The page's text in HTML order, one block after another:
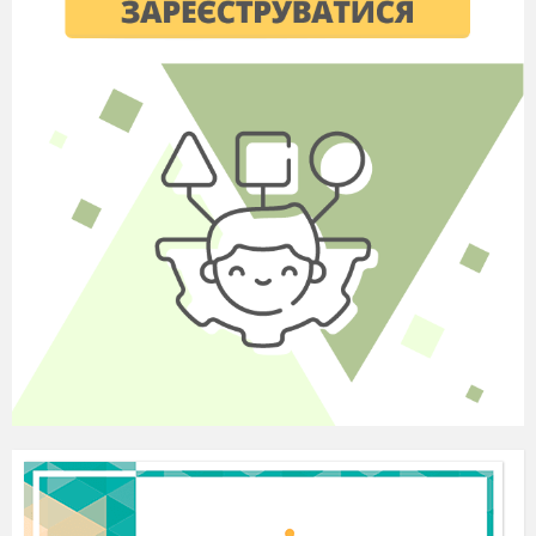
було затримано майже 220 тисяч селян. З них понад 186
тисяч силоміць повертають у села, де вони були
приречені на голодну смерть.
Сталін призначає фактичним керівником УСРР на посаді
другого секретаря ЦК КП(б)У П.Постишева. Він
розпочинає масштабну кампанію “очищення” від
“петлюрівців” і “українських націоналістів”. Вона стала
складовою плану геноциду української нації. Тогочасний
розмах політичних репресій в Україні можна порівняти з
Великим терором 1937 – 1938 років. За офіційними
даними, в Україні у 1933 році було арештовано більше
людей, ніж у 1938-му.
Лютий
Україні починають виділяти допомогу – вибіркову і
недостатню. Вона була спрямована не на подолання
голоду і порятунок українців, а на забезпечення
виробничих потреб у ході посівних і збиральних
кампаній. Знесилені, старі, а також селяни-одноосібники
не отримували допомоги. Смертність серед українських
Для недопущення поширення інформації про голод, в
організаціям, крім ДПУ, фіксувати випадки опухання і
смерті на ґрунті голоду
Смертність від голоду в Україні досягає свого апогею. За